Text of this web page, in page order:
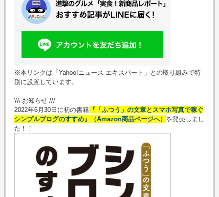
※本リンクは「Yahoo!ニュース エキスパート」との取り組みで特
別に設置しています。
\\\ お知らせ ///
2022年6月30日に初の書籍 『「ふつう」の文章とスマホ写真で稼ぐ
シンプルブログのすすめ』（Amazon商品ページへ） を発売しまし
た！！